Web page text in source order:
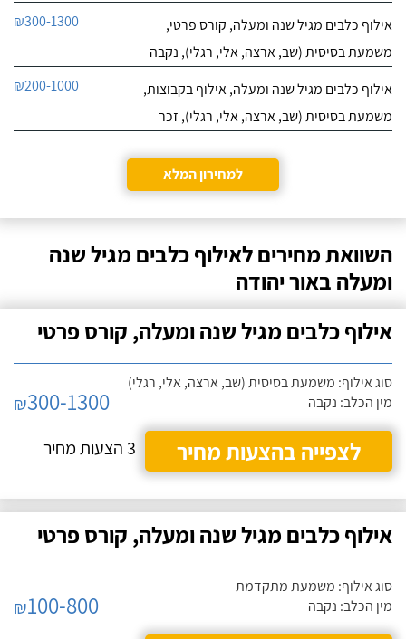
אילוף כלבים מגיל שנה ומעלה, קורס פרטי,
משמעת בסיסית (שב, ארצה, אלי, רגלי), נקבה
₪300-1300
אילוף כלבים מגיל שנה ומעלה, אילוף בקבוצות,
משמעת בסיסית (שב, ארצה, אלי, רגלי), זכר
₪200-1000
למחירון המלא
השוואת מחירים לאילוף כלבים מגיל שנה
ומעלה באור יהודה
אילוף כלבים מגיל שנה ומעלה, קורס פרטי
סוג אילוף: משמעת בסיסית (שב, ארצה, אלי, רגלי)
מין הכלב: נקבה
₪300-1300
לצפייה בהצעות מחיר
3 הצעות מחיר
אילוף כלבים מגיל שנה ומעלה, קורס פרטי
סוג אילוף: משמעת מתקדמת
מין הכלב: נקבה
₪100-800